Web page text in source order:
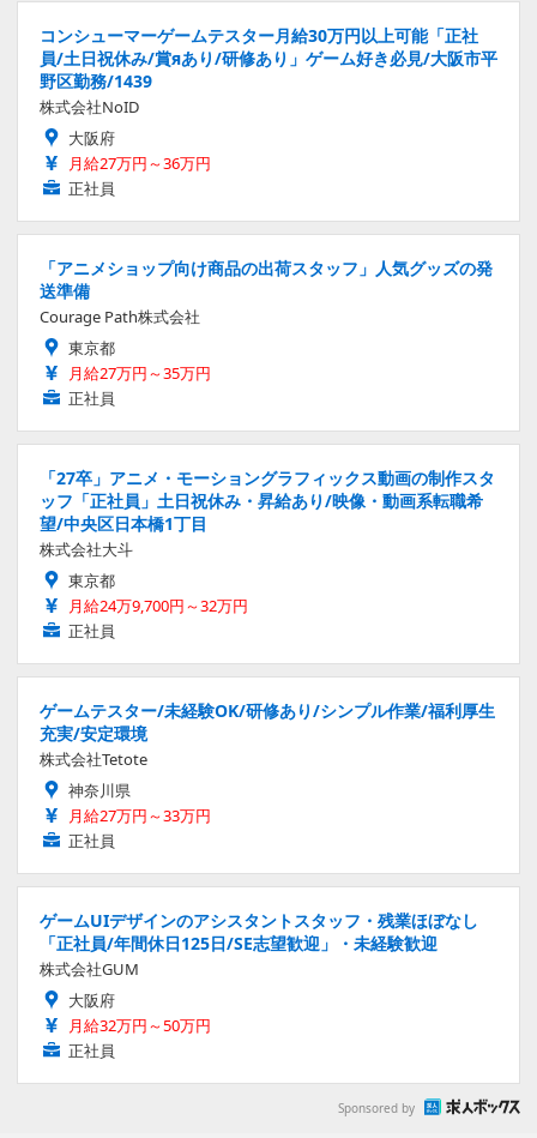
コンシューマーゲームテスター月給30万円以上可能「正社
員/土日祝休み/賞яあり/研修あり」ゲーム好き必見/大阪市平
野区勤務/1439
株式会社NoID
大阪府
月給27万円～36万円
正社員
「アニメショップ向け商品の出荷スタッフ」人気グッズの発
送準備
Courage Path株式会社
東京都
月給27万円～35万円
正社員
「27卒」アニメ・モーショングラフィックス動画の制作スタ
ッフ「正社員」土日祝休み・昇給あり/映像・動画系転職希
望/中央区日本橋1丁目
株式会社大斗
東京都
月給24万9,700円～32万円
正社員
ゲームテスター/未経験OK/研修あり/シンプル作業/福利厚生
充実/安定環境
株式会社Tetote
神奈川県
月給27万円～33万円
正社員
ゲームUIデザインのアシスタントスタッフ・残業ほぼなし
「正社員/年間休日125日/SE志望歓迎」・未経験歓迎
株式会社GUM
大阪府
月給32万円～50万円
正社員
Sponsored by